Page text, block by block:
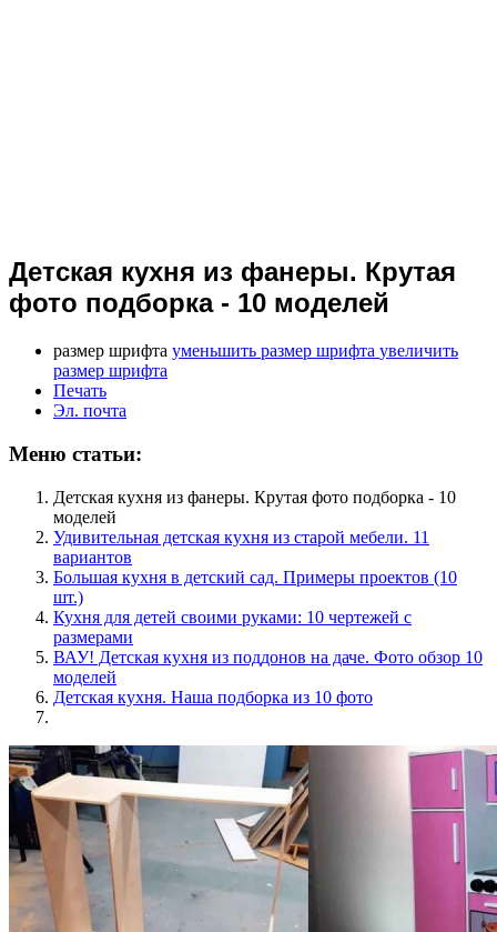
Детская кухня из фанеры. Крутая
фото подборка - 10 моделей
размер шрифта уменьшить размер шрифта увеличить
размер шрифта
Печать
Эл. почта
Меню статьи:
Детская кухня из фанеры. Крутая фото подборка - 10
моделей
Удивительная детская кухня из старой мебели. 11
вариантов
Большая кухня в детский сад. Примеры проектов (10
шт.)
Кухня для детей своими руками: 10 чертежей с
размерами
ВАУ! Детская кухня из поддонов на даче. Фото обзор 10
моделей
Детская кухня. Наша подборка из 10 фото